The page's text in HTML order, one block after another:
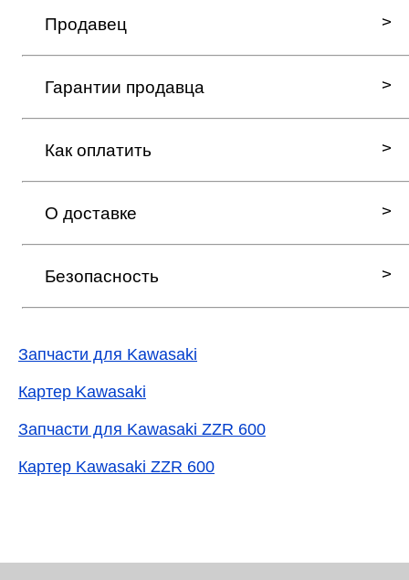
Продавец
Гарантии продавца
Как оплатить
О доставке
Безопасность
Запчасти для Kawasaki
Картер Kawasaki
Запчасти для Kawasaki ZZR 600
Картер Kawasaki ZZR 600